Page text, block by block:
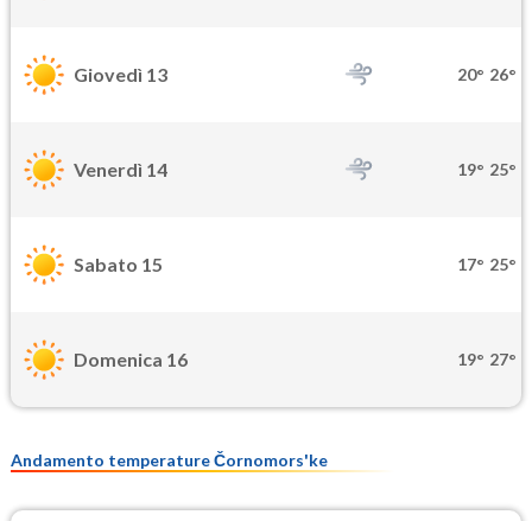
Giovedì 13 20° 26°
Venerdì 14 19° 25°
Sabato 15 17° 25°
Domenica 16 19° 27°
Andamento temperature Čornomors'ke